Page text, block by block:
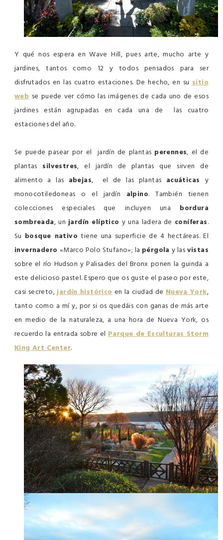
Y qué nos espera en Wave Hill, pues arte, mucho arte y
jardines, tantos como 12 y todos pensados para ser
disfrutados en las cuatro estaciones. De hecho, en su sitio
web se puede ver cómo las imágenes de cada uno de esos
jardines están agrupadas en cada una de las cuatro
estaciones del año.
Se puede pasear por el jardín de plantas perennes, el de
plantas silvestres, el jardín de plantas que sirven de
alimento a las abejas, el de las plantas acuáticas y
monocotiledoneas o el jardín alpino. También tienen
colecciones especiales que incluyen una bordura
sombreada, unjardín elíptico y una ladera de coníferas.
Su bosque nativo tiene una superficie de 4 hectáreas. El
invernadero «Marco Polo Stufano»; la pérgolay lasvistas
sobre el río Hudson y Palisades del Bronx ponen la guinda a
este delicioso pastel. Espero que os guste el paseo por este,
casi secreto,jardín históricoen la ciudad deNueva York,
tanto como a mí y, por si os quedáis con ganas de más arte
en medio de la naturaleza, a una hora de Nueva York, os
recuerdo la entrada sobre el Parque de Esculturas Storm
King Art Center.